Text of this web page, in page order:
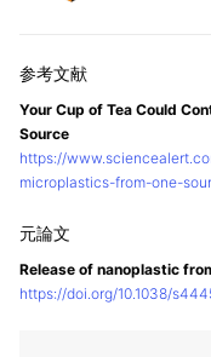
Your Cup of Tea Could
Source
https://
microplastics-from-one-
Release of nanoplastic
https://doi.org/10.1038/